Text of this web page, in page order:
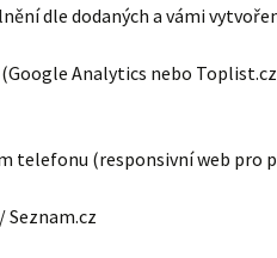
dle dodaných a vámi
Analytics nebo
telefonu (responsivní web pro
Seznam.cz